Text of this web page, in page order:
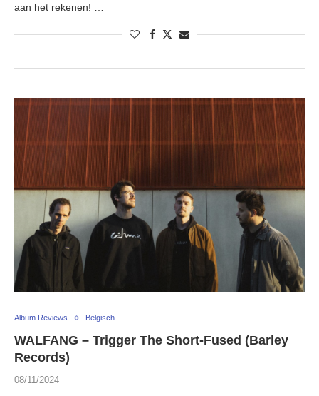
aan het rekenen! …
Album Reviews Belgisch
WALFANG – Trigger The Short-Fused (Barley
Records)
08/11/2024